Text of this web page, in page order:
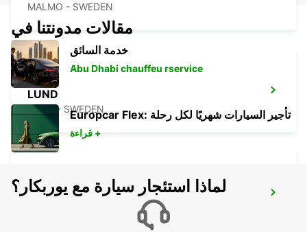
MALMO - SWEDEN
LUND
LUND - SWEDEN
COPENHAGEN AIRPORT
COPENHAGEN - DENMARK
مقالات مدونتنا في
خدمة السائق
Abu Dhabi chauffeu rservice
Europcar Flex: تأجير السيارات شهريًا لكل رحلة
قراءة +
لماذا استئجار سيارة مع يوربكار؟